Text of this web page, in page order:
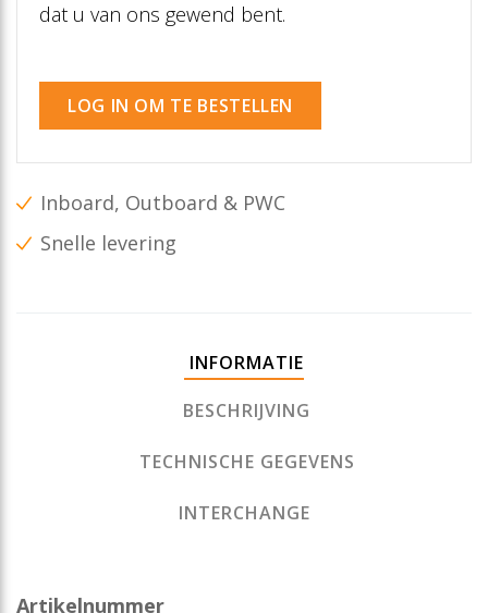
dat u van ons gewend bent.
LOG IN OM TE BESTELLEN
Inboard, Outboard & PWC
Snelle levering
INFORMATIE
BESCHRIJVING
TECHNISCHE GEGEVENS
INTERCHANGE
Artikelnummer